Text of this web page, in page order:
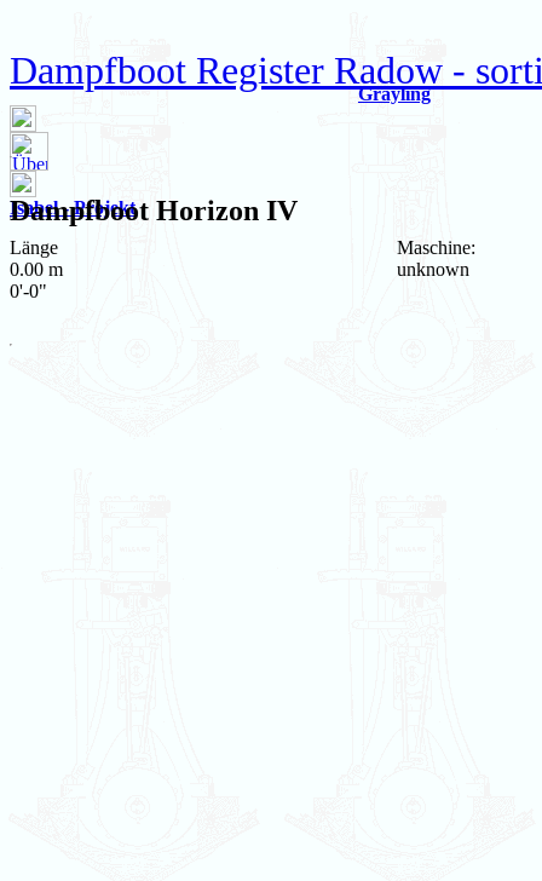
Dampfboot Register Radow -
Grayling
Isabel - Projekt
Dampfboot Horizon IV
Länge
0.00 m
0'-0"
Maschine:
unknown